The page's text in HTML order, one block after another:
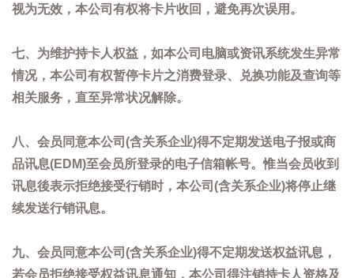
视为无效，本公司有权将卡片收回，避免再次误用。
七、为维护持卡人权益，如本公司电脑或资讯系统发生异常
情况，本公司有权暂停卡片之消费登录、兑换功能及查询等
相关服务，直至异常状况解除。
八、会员同意本公司(含关系企业)得不定期发送电子报或商
品讯息(EDM)至会员所登录的电子信箱帐号。惟当会员收到
讯息後表示拒绝接受行销时，本公司(含关系企业)将停止继
续发送行销讯息。
九、会员同意本公司(含关系企业)得不定期发送权益讯息，
若会员拒绝接受权益讯息通知，本公司得注销持卡人资格及